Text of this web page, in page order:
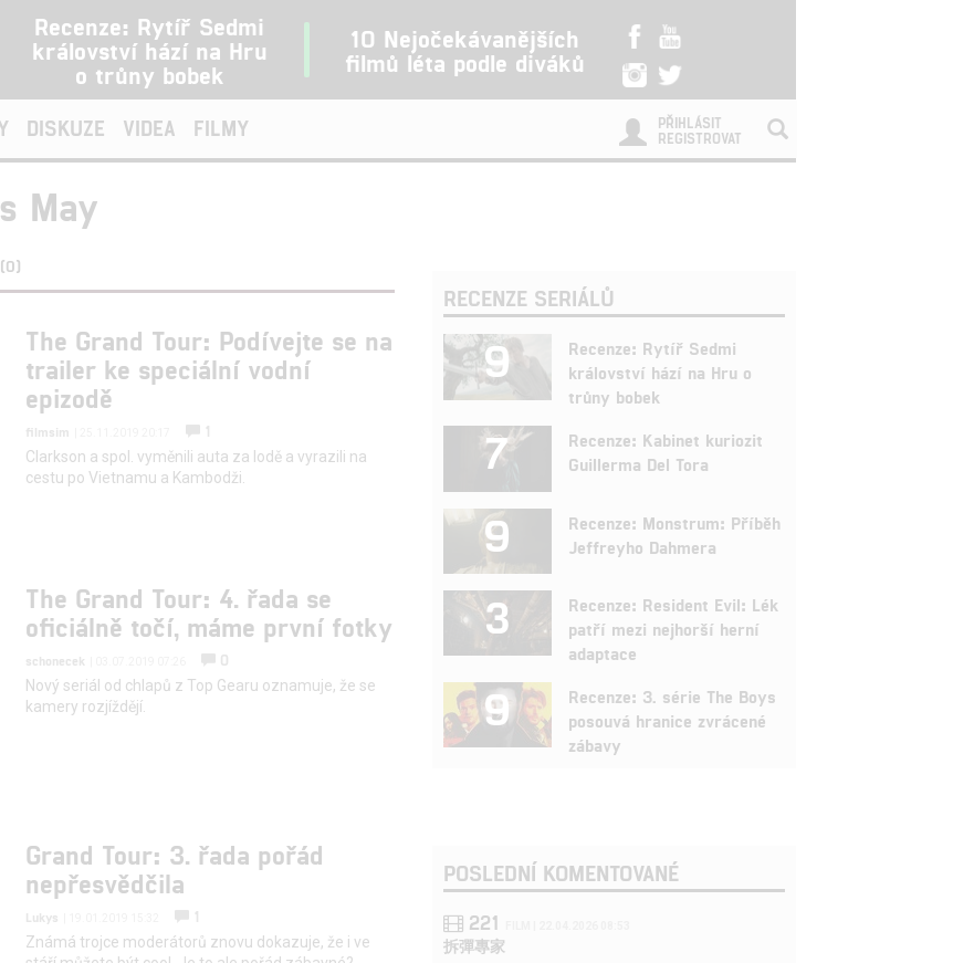
Recenze: Rytíř Sedmi
království hází na Hru
o trůny bobek
10 Nejočekávanějších
filmů léta podle diváků
DISKUZE VIDEA FILMY
PŘIHLÁSIT
REGISTROVAT
May
(0)
The Grand Tour: Podívejte se na
trailer ke speciální vodní
epizodě
filmsim
1
Clarkson a spol. vyměnili auta za lodě a vyrazili na
cestu po Vietnamu a Kambodži.
The Grand Tour: 4. řada se
oficiálně točí, máme první fotky
schonecek
0
Nový seriál od chlapů z Top Gearu oznamuje, že se
kamery rozjíždějí.
Grand Tour: 3. řada pořád
nepřesvědčila
Lukys
1
Známá trojce moderátorů znovu dokazuje, že i ve
RECENZE SERIÁLŮ
9
Recenze: Rytíř Sedmi
království hází na Hru o
trůny bobek
7
Recenze: Kabinet kuriozit
Guillerma Del Tora
9
Recenze: Monstrum: Příběh
Jeffreyho Dahmera
3
Recenze: Resident Evil: Lék
patří mezi nejhorší herní
adaptace
9
Recenze: 3. série The Boys
posouvá hranice zvrácené
zábavy
POSLEDNÍ KOMENTOVANÉ
221
拆彈專家